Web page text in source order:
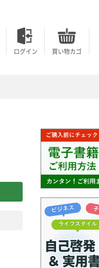
ログイン 買い物カゴ